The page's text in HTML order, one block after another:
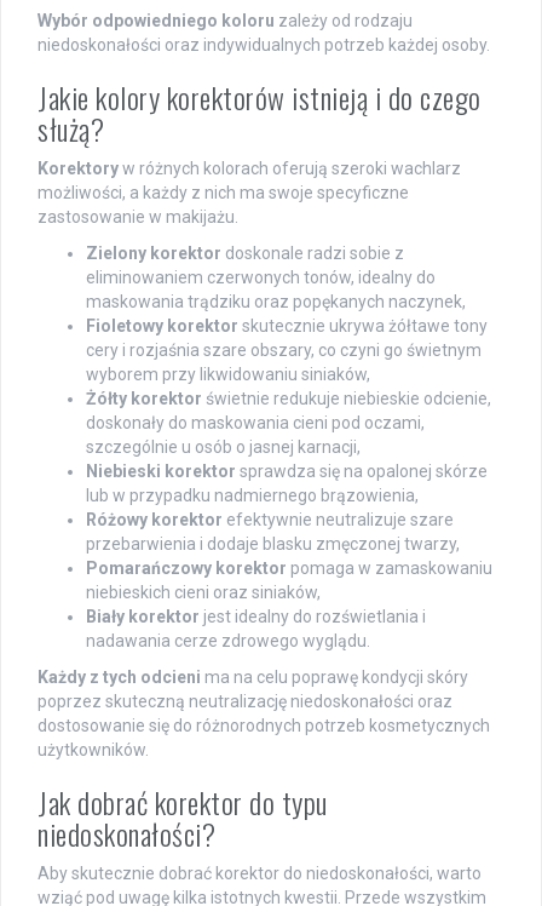
Wybór odpowiedniego koloru zależy od rodzaju
niedoskonałości oraz indywidualnych potrzeb każdej osoby.
Jakie kolory korektorów istnieją i do czego
służą?
Korektoryw różnych kolorach oferują szeroki wachlarz
możliwości, a każdy z nich ma swoje specyficzne
zastosowanie w makijażu.
Zielony korektor doskonale radzi sobie z
eliminowaniem czerwonych tonów, idealny do
maskowania trądziku oraz popękanych naczynek,
Fioletowy korektor skutecznie ukrywa żółtawe tony
cery i rozjaśnia szare obszary, co czyni go świetnym
wyborem przy likwidowaniu siniaków,
Żółty korektor świetnie redukuje niebieskie odcienie,
doskonały do maskowania cieni pod oczami,
szczególnie u osób o jasnej karnacji,
Niebieski korektor sprawdza się na opalonej skórze
lub w przypadku nadmiernego brązowienia,
Różowy korektor efektywnie neutralizuje szare
przebarwienia i dodaje blasku zmęczonej twarzy,
Pomarańczowy korektor pomaga w zamaskowaniu
niebieskich cieni oraz siniaków,
Biały korektor jest idealny do rozświetlania i
nadawania cerze zdrowego wyglądu.
Każdy z tych odcieni ma na celu poprawę kondycji skóry
poprzez skuteczną neutralizację niedoskonałości oraz
dostosowanie się do różnorodnych potrzeb kosmetycznych
użytkowników.
Jak dobrać korektor do typu
niedoskonałości?
Aby skutecznie dobrać korektor do niedoskonałości, warto
wziąć pod uwagę kilka istotnych kwestii. Przede wszystkim